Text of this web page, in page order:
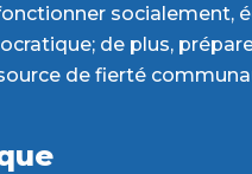
socialement,
de plus,
de fierté